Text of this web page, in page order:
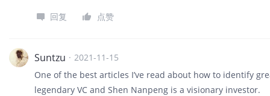
回复
点赞
Suntzu · 2021-11-15
One of the best articles I’ve read about how to identify
legendary VC and Shen Nanpeng is a visionary investor.